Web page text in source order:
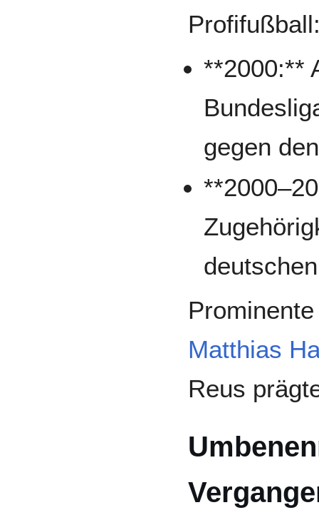
**2000:**
gegen
Matthias
Reus